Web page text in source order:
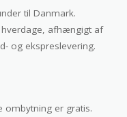
til Danmark.
hverdage, afhængigt af
og ekspreslevering.
ombytning er gratis.